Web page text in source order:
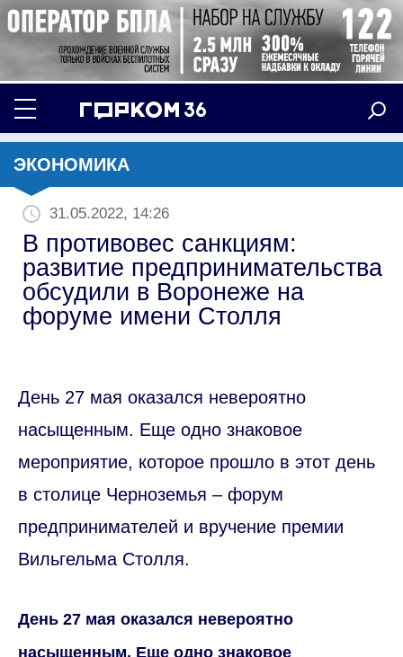
ЭКОНОМИКА
31.05.2022, 14:26
В противовес санкциям:
развитие предпринимательства
обсудили в Воронеже на
форуме имени Столля
День 27 мая оказался невероятно
насыщенным. Еще одно знаковое
мероприятие, которое прошло в этот день
в столице Черноземья – форум
предпринимателей и вручение премии
Вильгельма Столля.
День 27 мая оказался невероятно
насыщенным. Еще одно знаковое